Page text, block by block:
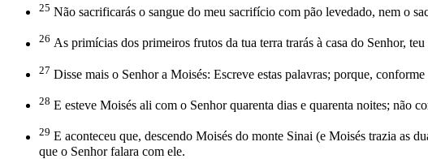
25 Não sacrificarás o sangue do meu sacrifício com pão levedado, nem o
26 As primícias dos primeiros frutos da tua terra trarás à casa do Senhor,
27 Disse mais o Senhor a Moisés: Escreve estas palavras; porque,
28 E esteve Moisés ali com o Senhor quarenta dias e quarenta noites; não
29 E aconteceu que, descendo Moisés do monte Sinai (e Moisés trazia as
que o Senhor falara com ele.